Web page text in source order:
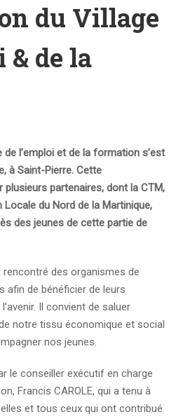
du Village
& de la
l’emploi et de la formation s’est
à Saint-Pierre. Cette
partenaires, dont la CTM,
du Nord de la Martinique,
des jeunes de cette partie de
des organismes de
afin de bénéficier de leurs
Il convient de saluer
notre tissu économique et social
nos jeunes.
le conseiller exécutif en charge
Francis CAROLE, qui a tenu à
et tous ceux qui ont contribué